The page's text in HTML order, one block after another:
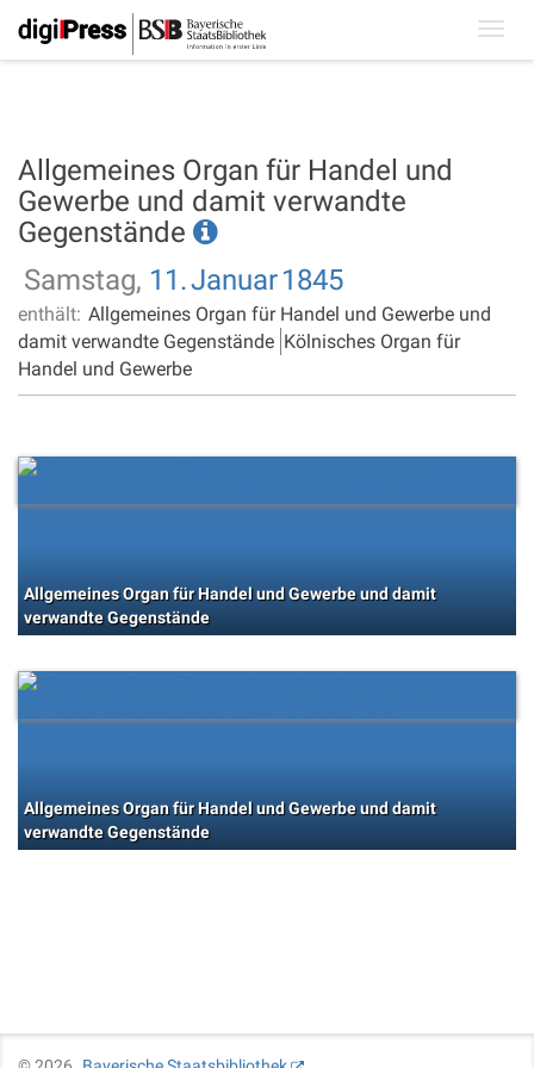
Allgemeines Organ für Handel und
Gewerbe und damit verwandte
Gegenstände
Samstag, 11.Januar1845
enthält: Allgemeines Organ für Handel und Gewerbe und
damit verwandte Gegenstände Kölnisches Organ für
Handel und Gewerbe
Allgemeines Organ für Handel und Gewerbe und damit
verwandte Gegenstände
Allgemeines Organ für Handel und Gewerbe und damit
verwandte Gegenstände